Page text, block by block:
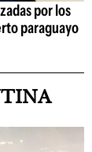
por los
paraguayo